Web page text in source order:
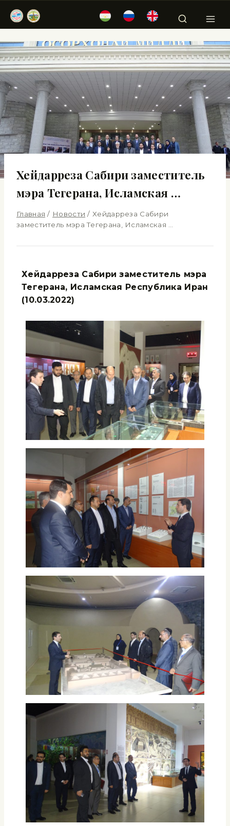
Хейдарреза Сабири заместитель
мэра Тегерана, Исламская …
Главная / Новости / Хейдарреза Сабири
заместитель мэра Тегерана, Исламская …
Хейдарреза Сабири заместитель мэра
Тегерана, Исламская Республика Иран
(10.03.2022)